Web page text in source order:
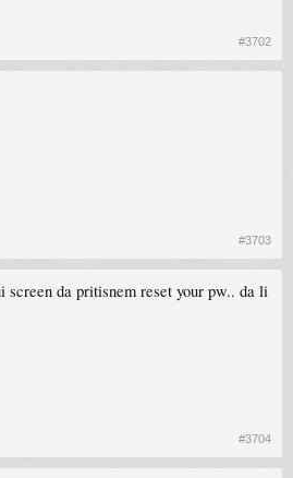
#3702
#3703
da pritisnem reset your pw.. da li
#3704